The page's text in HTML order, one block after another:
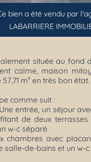
bien a été vendu par
LABARRIERE
située au fond
calme, maison
m² en très bon état.
comme suit :
entrée, un séjour
de deux terrasses
w-c séparé.
chambres avec
salle-de-bains et un w-c